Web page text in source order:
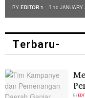
BY EDITOR 1 10
Terbaru-
BY